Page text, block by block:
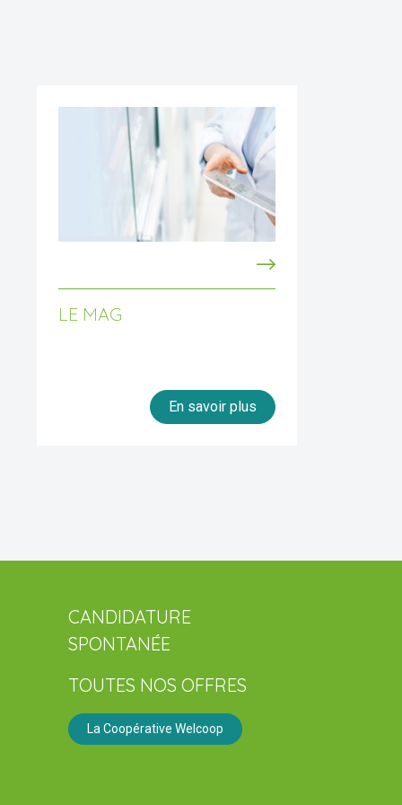
LE MAG
En savoir plus
CANDIDATURE
SPONTANÉE
TOUTES NOS OFFRES
La Coopérative Welcoop